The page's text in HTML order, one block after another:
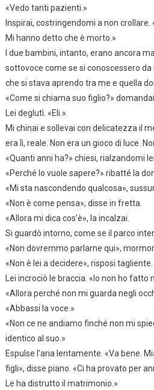
«Vedo tanti pazienti.»
Inspirai, costringendomi a non
Mi hanno detto che è morto.»
I due bambini, intanto, erano ancora
sottovoce come se si conoscessero
che si stava aprendo tra me e quella
«Come si chiama suo figlio?»
Lei deglutì. «Eli.»
Mi chinai e sollevai con delicatezza il
era lì, reale. Non era un gioco di luce.
«Quanti anni ha?» chiesi, rialzandomi
«Perché lo vuole sapere?» ribatté la
«Mi sta nascondendo qualcosa»,
«Non è come pensa», disse in fretta.
«Allora mi dica cos’è», la incalzai.
Si guardò intorno, come se il parco
«Non dovremmo parlarne qui»,
«Non è lei a decidere», risposi
Lei incrociò le braccia. «Io non ho fatto
«Allora perché non mi guarda negli
«Abbassi la voce.»
«Non ce ne andiamo finché non mi
identico al suo.»
Espulse l’aria lentamente. «Va bene.
figli», disse piano. «Ci ha provato per
Le ha distrutto il matrimonio.»